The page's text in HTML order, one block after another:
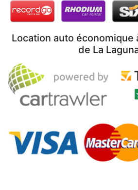
Location auto économique
de La